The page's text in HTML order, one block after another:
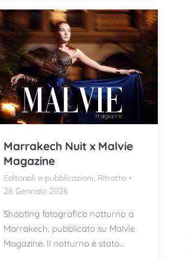
Marrakech Nuit x Malvie
Magazine
Editoriali e pubblicazioni, Ritratto
28 Gennaio 2026
Shooting fotografico notturno a
Marrakech, pubblicato su Malvie
Magazine. Il notturno è stato…